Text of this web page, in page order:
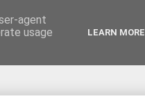
agent
usage
LEARN MORE